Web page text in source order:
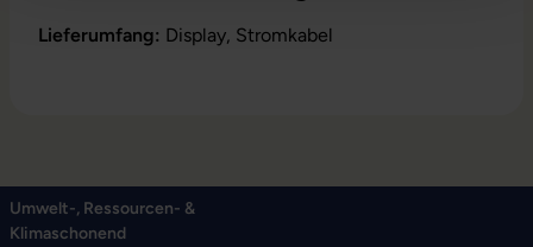
Lieferumfang: Display, Stromkabel
Umwelt-, Ressourcen- &
Klimaschonend